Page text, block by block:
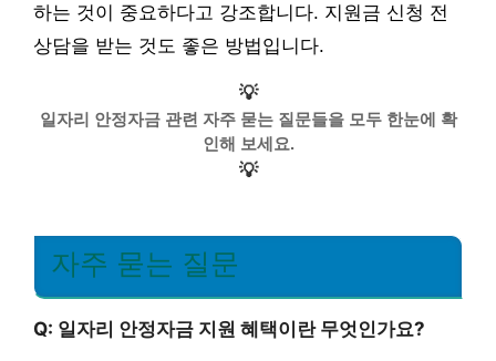
하는 것이 중요하다고 강조합니다. 지원금 신청 전
상담을 받는 것도 좋은 방법입니다.
💡
일자리 안정자금 관련 자주 묻는 질문들을 모두 한눈에 확
인해 보세요.
💡
자주 묻는 질문
Q: 일자리 안정자금 지원 혜택이란 무엇인가요?